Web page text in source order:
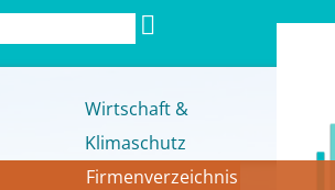
Wirtschaft &
Klimaschutz
Firmenverzeichnis